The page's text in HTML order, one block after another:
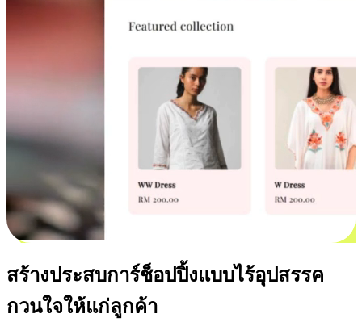
สร้างประสบการ์ช็อปปิ้งแบบไร้อุปสรรค
กวนใจให้แก่ลูกค้า